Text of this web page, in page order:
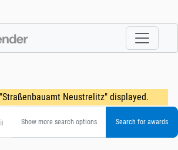
Neustrelitz" displayed.
Show more search options